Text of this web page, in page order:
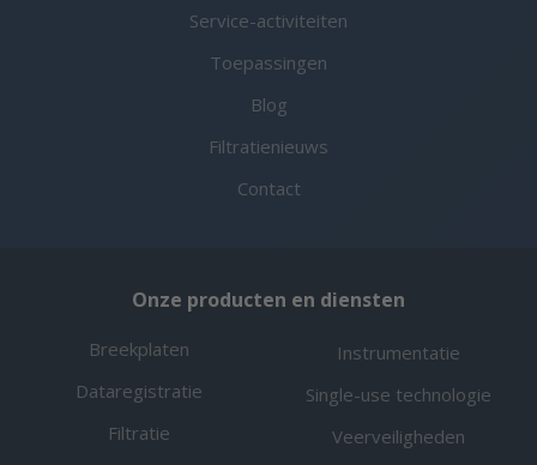
Service-activiteiten
Toepassingen
Blog
Filtratienieuws
Contact
Onze producten en diensten
Breekplaten
Dataregistratie
Filtratie
Instrumentatie
Single-use technologie
Veerveiligheden